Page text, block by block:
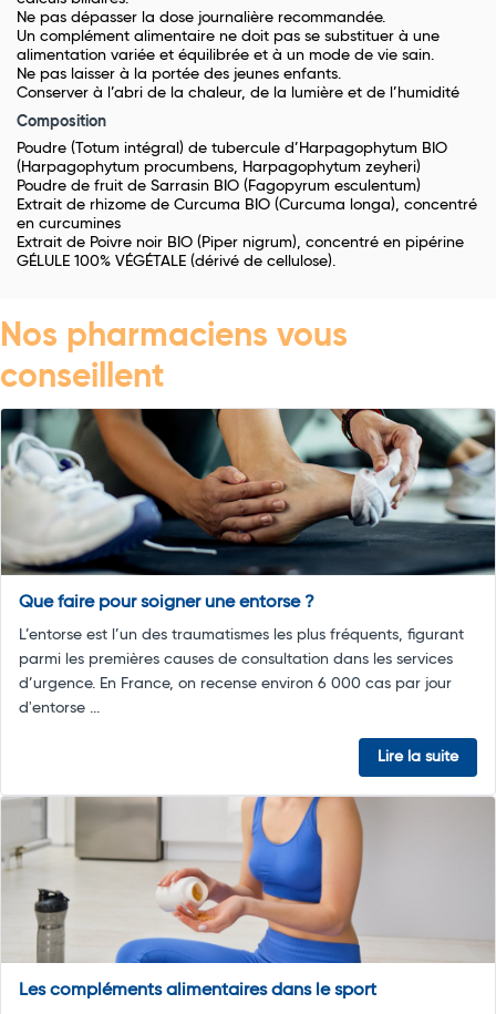
Ne pas dépasser la dose journalière recommandée.
Un complément alimentaire ne doit pas se substituer à une
alimentation variée et équilibrée et à un mode de vie sain.
Ne pas laisser à la portée des jeunes enfants.
Conserver à l’abri de la chaleur, de la lumière et de l’humidité
Composition
Poudre (Totum intégral) de tubercule d’Harpagophytum BIO
(Harpagophytum procumbens, Harpagophytum zeyheri)
Poudre de fruit de Sarrasin BIO (Fagopyrum esculentum)
Extrait de rhizome de Curcuma BIO (Curcuma longa), concentré
en curcumines
Extrait de Poivre noir BIO (Piper nigrum), concentré en pipérine
GÉLULE 100% VÉGÉTALE (dérivé de cellulose).
Nos pharmaciens vous
conseillent
Que faire pour soigner une entorse ?
L’entorse est l’un des traumatismes les plus fréquents, figurant
parmi les premières causes de consultation dans les services
d’urgence. En France, on recense environ 6 000 cas par jour
d'entorse ...
Lire la suite
Les compléments alimentaires dans le sport